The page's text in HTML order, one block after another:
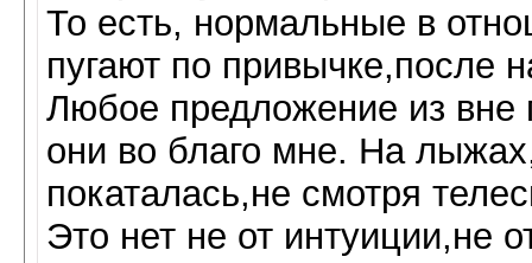
То есть, нормальные в
пугают по привычке,после
Любое предложение из вне
они во благо мне. На
покаталась,не смотря
Это нет не от интуиции,не